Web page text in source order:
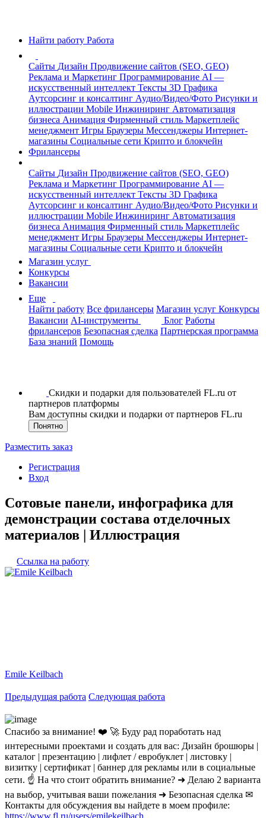
Найти работу Работа
Сайты Дизайн Продвижение сайтов (SEO, GEO)
Реклама и Маркетинг Программирование AI —
искусственный интеллект Тексты 3D Графика
Аутсорсинг и консалтинг Аудио/Видео/Фото Рисунки и
иллюстрации Mobile Инжиниринг Автоматизация
бизнеса Анимация Фирменный стиль Маркетплейс
менеджмент Игры Браузеры Мессенджеры Интернет-
магазины Социальные сети Крипто и блокчейн
Фрилансеры
Сайты Дизайн Продвижение сайтов (SEO, GEO)
Реклама и Маркетинг Программирование AI —
искусственный интеллект Тексты 3D Графика
Аутсорсинг и консалтинг Аудио/Видео/Фото Рисунки и
иллюстрации Mobile Инжиниринг Автоматизация
бизнеса Анимация Фирменный стиль Маркетплейс
менеджмент Игры Браузеры Мессенджеры Интернет-
магазины Социальные сети Крипто и блокчейн
Магазин услуг
Конкурсы
Вакансии
Еще
Найти работу Все фрилансеры Магазин услуг Конкурсы
Вакансии AI-инструменты Блог Работы
фрилансеров Безопасная сделка Партнерская программа
База знаний Помощь
Скидки и подарки для пользователей FL.ru от
партнеров платформы
Вам доступны скидки и подарки от партнеров FL.ru
Понятно
Разместить заказ
Регистрация
Вход
Сотовые панели, инфографика для
демонстрации состава отделочных
материалов | Иллюстрация
Ссылка на работу
Emile Keilbach
Предыдущая работа Следующая работа
Спасибо за внимание! ❤️ 🚀 Буду рад поработать над
интересными проектами и создать для вас: Дизайн брошюры |
каталог | презентацию | лифлет / евробуклет | листовку |
визитку | сертификат | баннер для рекламы или в социальные
сети. ☝ На что стоит обратить внимание? ➜ Делаю 2 варианта
на выбор, учитывая ваши пожелания ➜ Безопасная сделка ✉
Контакты для обсуждения вы найдете в моем профиле:
https://www.fl.ru/users/emilekeilbach